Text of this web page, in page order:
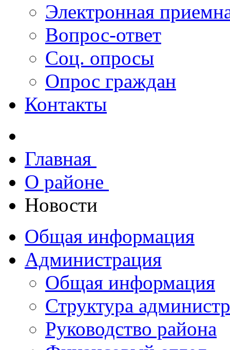
Электронная
Вопрос-ответ
Соц. опросы
Опрос граждан
Контакты
Главная
О районе
Новости
Общая информация
Администрация
Общая информация
Структура
Руководство района